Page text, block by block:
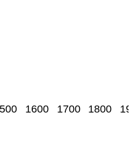
1600 1700 1800